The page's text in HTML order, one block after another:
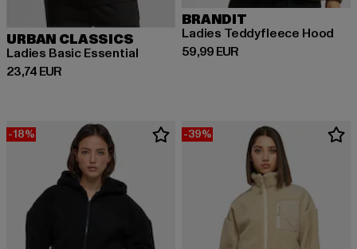
URBAN CLASSICS
Ladies Basic Essential
23,74 EUR
Derzeitiger Preis: 23,74 EUR
BRANDIT
Ladies Teddyfleece Hood
59,99 EUR
Derzeitiger Preis: 59,99 EUR
-18% -39%